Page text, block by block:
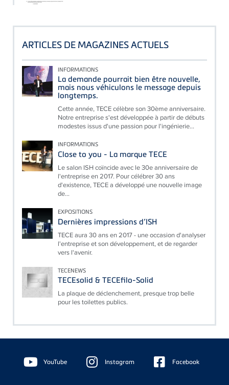
ARTICLES DE MAGAZINES ACTUELS
INFORMATIONS
La demande pourrait bien être nouvelle,
mais nous véhiculons le message depuis
longtemps.
Cette année, TECE célèbre son 30ème anniversaire.
Notre entreprise s'est développée à partir de débuts
modestes issus d'une passion pour l'ingénierie...
INFORMATIONS
Close to you - La marque TECE
Le salon ISH coïncide avec le 30e anniversaire de
l'entreprise en 2017. Pour célébrer 30 ans
d'existence, TECE a développé une nouvelle image
de...
EXPOSITIONS
Dernières impressions d’ISH
TECE aura 30 ans en 2017 - une occasion d'analyser
l'entreprise et son développement, et de regarder
vers l'avenir.
TECENEWS
TECEsolid & TECEfilo-Solid
La plaque de déclenchement, presque trop belle
pour les toilettes publics.
Floating
Sidebar YouTube Instagram Facebook